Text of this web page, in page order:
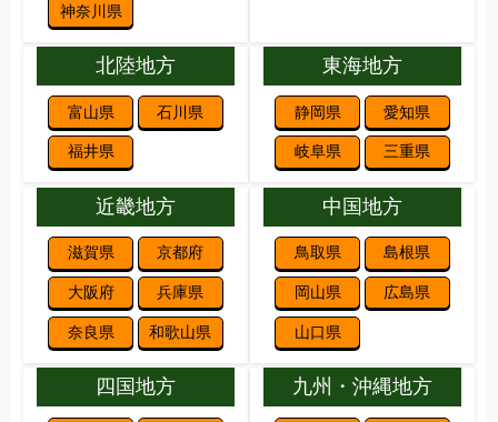
神奈川県
北陸地方
富山県 石川県
福井県
東海地方
静岡県 愛知県
岐阜県 三重県
近畿地方
滋賀県 京都府
大阪府 兵庫県
奈良県 和歌山県
中国地方
鳥取県 島根県
岡山県 広島県
山口県
四国地方 九州・沖縄地方